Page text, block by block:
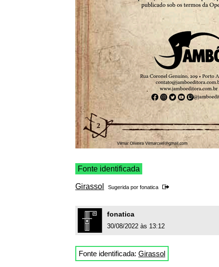
Fonte identificada
Girassol Sugerida por fonatica
fonatica
30/08/2022 às 13:12
Fonte identificada: Girassol